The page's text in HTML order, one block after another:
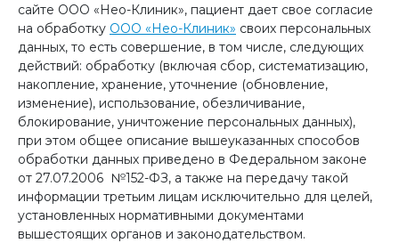
сайте ООО «Нео-Клиник», пациент дает свое согласие
на обработку ООО «Нео-Клиник» своих персональных
данных, то есть совершение, в том числе, следующих
действий: обработку (включая сбор, систематизацию,
накопление, хранение, уточнение (обновление,
изменение), использование, обезличивание,
блокирование, уничтожение персональных данных),
при этом общее описание вышеуказанных способов
обработки данных приведено в Федеральном законе
от 27.07.2006 №152-ФЗ, а также на передачу такой
информации третьим лицам исключительно для целей,
установленных нормативными документами
вышестоящих органов и законодательством.